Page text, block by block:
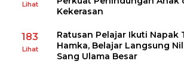
Lihat
Kekerasan
183
Lihat
Ratusan Pelajar Ikuti Napak
Hamka, Belajar Langsung
Sang Ulama Besar